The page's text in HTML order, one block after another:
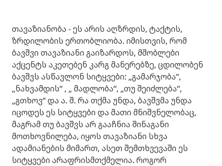
თავაზიანობა - ეს არის აღზრდის, ტაქტის,
ზრდილობის ერთობლიობა. იმისთვის, რომ
ბავშვი თავაზიანი გაიზარდოს, მშობლები
აქცენტს აკეთებენ კარგ მანერებზე, ცდილობენ
ბავშვს ასწავლონ სიტყვები: „გამარჯობა“,
„ნახვამდის“ , „ მადლობა“, „თუ შეიძლება“,
„გთხოვ“ და ა. შ. რა თქმა უნდა, ბავშვმა უნდა
იცოდეს ეს სიტყვები და მათი მნიშვნელობაც,
მაგრამ თუ ბავშვს არ გააჩნია შინაგანი
მოთხოვნილება, იყოს თავაზიანი სხვა
ადამიანების მიმართ, ასეთ შემთხვევაში ეს
სიტყვები არაფრისმთქმელია. როგორ